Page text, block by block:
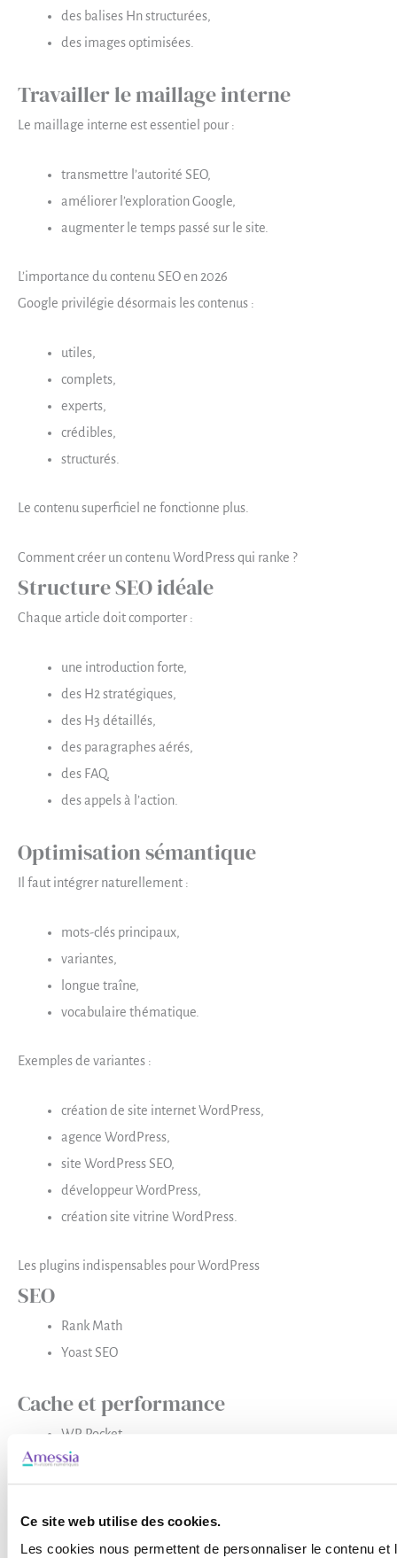
Ce site web utilise des cookies.
Les cookies nous permettent de personnaliser le contenu et
des balises Hn structurées,
des images optimisées.
Travailler le maillage interne
Le maillage interne est essentiel pour :
transmettre l’autorité SEO,
améliorer l’exploration Google,
augmenter le temps passé sur le site.
L’importance du contenu SEO en 2026
Google privilégie désormais les contenus :
utiles,
complets,
experts,
crédibles,
structurés.
Le contenu superficiel ne fonctionne plus.
Comment créer un contenu WordPress qui ranke ?
Structure SEO idéale
Chaque article doit comporter :
une introduction forte,
des H2 stratégiques,
des H3 détaillés,
des paragraphes aérés,
des FAQ,
des appels à l’action.
Optimisation sémantique
Il faut intégrer naturellement :
mots-clés principaux,
variantes,
longue traîne,
vocabulaire thématique.
Exemples de variantes :
création de site internet WordPress,
agence WordPress,
site WordPress SEO,
développeur WordPress,
création site vitrine WordPress.
Les plugins indispensables pour WordPress
SEO
Rank Math
Yoast SEO
Cache et performance
WP Rocket
LiteSpeed Cache
Sécurité
Wordfence